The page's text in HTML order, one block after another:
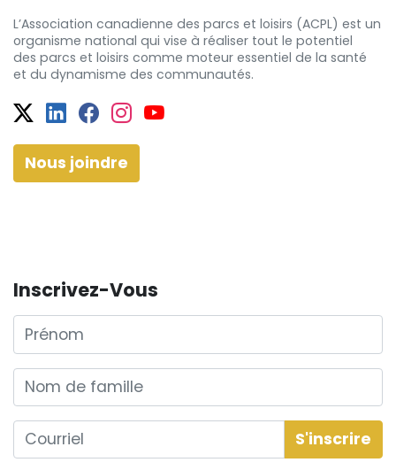
L’Association canadienne des parcs et loisirs (ACPL) est un
organisme national qui vise à réaliser tout le potentiel
des parcs et loisirs comme moteur essentiel de la santé
et du dynamisme des communautés.
Twitter
Facebook
Facebook
Instagram
YouTube
Nous joindre
Inscrivez-Vous
Prénom
Nom de famille